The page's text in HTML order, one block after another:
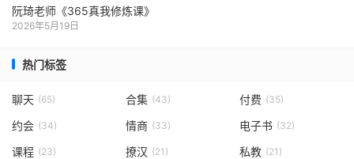
阮琦老师《365真我修炼课》
2026年5月19日
热门标签
聊天 (65) 合集 (43) 付费 (35)
约会 (34) 情商 (33) 电子书 (32)
课程 (23) 撩汉 (21) 私教 (21)